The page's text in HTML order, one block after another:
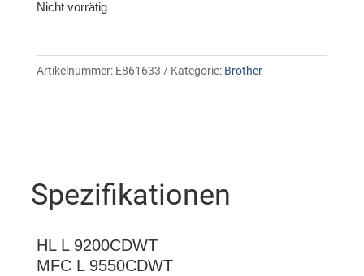
Nicht vorrätig
Artikelnummer: E861633 Kategorie: Brother
Spezifikationen
HL L 9200CDWT
MFC L 9550CDWT